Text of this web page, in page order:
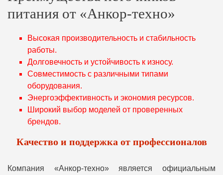
питания от «Анкор-техно»
Высокая производительность и стабильность
работы.
Долговечность и устойчивость к износу.
Совместимость с различными типами
оборудования.
Энергоэффективность и экономия ресурсов.
Широкий выбор моделей от проверенных
брендов.
Качество и поддержка от профессионалов
Компания «Анкор-техно» является официальным